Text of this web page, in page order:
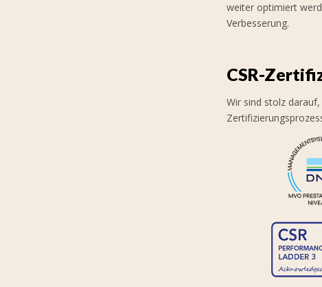
weiter optimiert
Verbesserung.
CSR-
Wir sind stolz